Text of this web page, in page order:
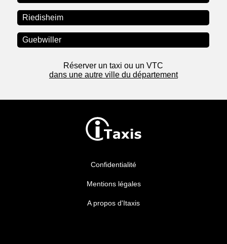
Riedisheim
Guebwiller
Réserver un taxi ou un VTC
dans une autre ville du département
Confidentialité
Mentions légales
A propos d'Itaxis